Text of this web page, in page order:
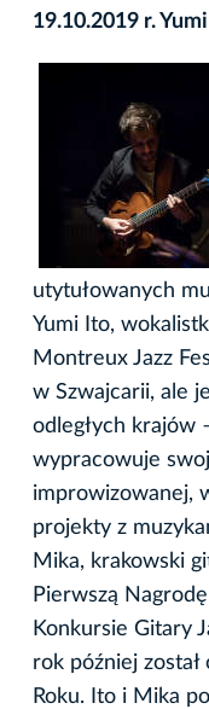
19.10.2019 r.
utytułowanych
Yumi Ito,
Montreux Jazz
w Szwajcarii, ale
odległych krajów
wypracowuje
improwizowanej,
projekty z
Mika, krakowski
Pierwszą
Konkursie Gitary
rok później
Roku. Ito i Mika